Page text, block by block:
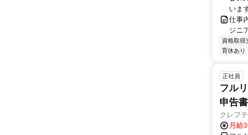
いま
仕事
ジニ
資格取得
育休あり
正社員
フル
申告
クレフ
月給